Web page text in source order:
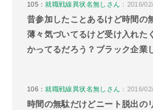
105：就職戦線異状名無しさん ：2016/
昔参加したことあるけど時間の
薄々気づいてるけど受け入れた
かってるだろう？ブラック企業
106：就職戦線異状名無しさん ：2016/
時間の無駄だけどニート脱出の